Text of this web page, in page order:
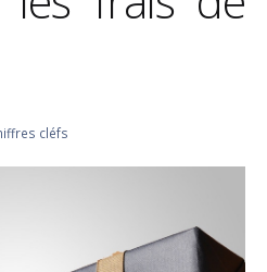
cléfs